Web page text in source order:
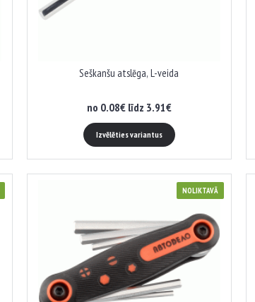
Seškanšu atslēga, L-veida
no 0.08€ līdz 3.91€
Izvēlēties variantus
NOLIKTAVĀ